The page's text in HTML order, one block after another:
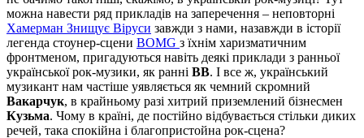
можна навести ряд прикладів на заперечення – неповторні
Хамерман Знищує Віруси завжди з нами, назавжди в історії
легенда стоунер-сцени BOMG з їхнім харизматичним
фронтменом, пригадуються навіть деякі приклади з ранньої
української рок-музики, як ранні ВВ. І все ж, український
музикант нам частіше уявляється як чемний скромний
Вакарчук, в крайньому разі хитрий приземлений бізнесмен
Кузьма. Чому в країні, де постійно відбувається стільки диких
речей, така спокійна і благопристойна рок-сцена?